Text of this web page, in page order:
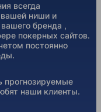
всегда
вашей ниши и
бренда ,
покерных сайтов.
постоянно
прогнозируемые
наши клиенты.